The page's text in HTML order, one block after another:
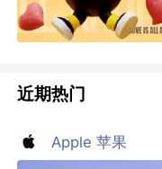
近期热门
Apple 苹果